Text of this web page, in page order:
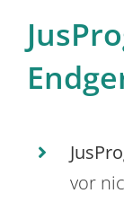
vor